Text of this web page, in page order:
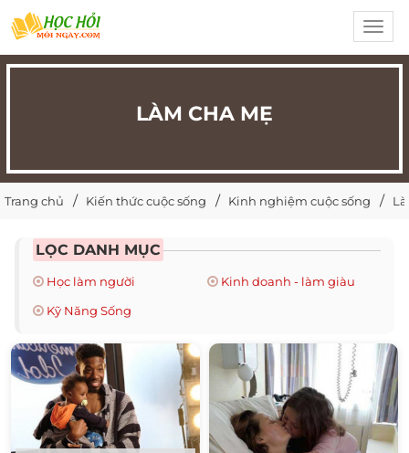
LÀM CHA MẸ
Trang chủ Kiến thức cuộc sống Kinh nghiệm cuộc sống
LỌC DANH MỤC
Học làm người
Kinh doanh - làm giàu
Kỹ Năng Sống